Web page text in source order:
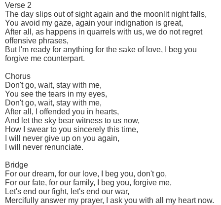
Verse 2
The day slips out of sight again and the moonlit night falls,
You avoid my gaze, again your indignation is great,
After all, as happens in quarrels with us, we do not regret
offensive phrases,
But I'm ready for anything for the sake of love, I beg you
forgive me counterpart.
Chorus
Don't go, wait, stay with me,
You see the tears in my eyes,
Don't go, wait, stay with me,
After all, I offended you in hearts,
And let the sky bear witness to us now,
How I swear to you sincerely this time,
I will never give up on you again,
I will never renunciate.
Bridge
For our dream, for our love, I beg you, don't go,
For our fate, for our family, I beg you, forgive me,
Let's end our fight, let's end our war,
Mercifully answer my prayer, I ask you with all my heart now.